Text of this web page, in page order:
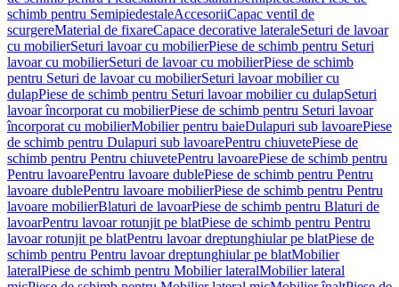
schimb pentru SemipiedestaleAccesoriiCapac ventil de
scurgereMaterial de fixareCapace decorative lateraleSeturi de lavoar
cu mobilierSeturi lavoar cu mobilierPiese de schimb pentru Seturi
lavoar cu mobilierSeturi de lavoar cu mobilierPiese de schimb
pentru Seturi de lavoar cu mobilierSeturi lavoar mobilier cu
dulapPiese de schimb pentru Seturi lavoar mobilier cu dulapSeturi
lavoar încorporat cu mobilierPiese de schimb pentru Seturi lavoar
încorporat cu mobilierMobilier pentru baieDulapuri sub lavoarePiese
de schimb pentru Dulapuri sub lavoarePentru chiuvetePiese de
schimb pentru Pentru chiuvetePentru lavoarePiese de schimb pentru
Pentru lavoarePentru lavoare dublePiese de schimb pentru Pentru
lavoare dublePentru lavoare mobilierPiese de schimb pentru Pentru
lavoare mobilierBlaturi de lavoarPiese de schimb pentru Blaturi de
lavoarPentru lavoar rotunjit pe blatPiese de schimb pentru Pentru
lavoar rotunjit pe blatPentru lavoar dreptunghiular pe blatPiese de
schimb pentru Pentru lavoar dreptunghiular pe blatMobilier
lateralPiese de schimb pentru Mobilier lateralMobilier lateral